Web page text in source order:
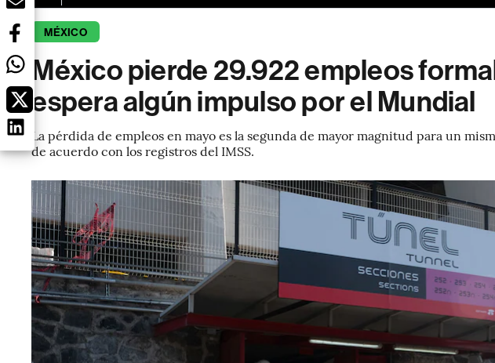
MÉXICO
México pierde 29.922 empleos
espera algún impulso por el Mundial
La pérdida de empleos en mayo es la segunda de mayor magnitud para un
de acuerdo con los registros del IMSS.